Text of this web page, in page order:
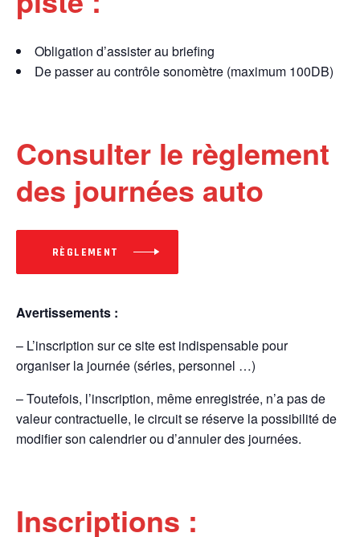
Obligation d’assister au briefing
De passer au contrôle sonomètre (maximum 100DB)
Consulter le règlement
des journées auto
RÈGLEMENT
Avertissements :
– L’inscription sur ce site est indispensable pour
organiser la journée (séries, personnel …)
– Toutefois, l’inscription, même enregistrée, n’a pas de
valeur contractuelle, le circuit se réserve la possibilité de
modifier son calendrier ou d’annuler des journées.
Inscriptions :